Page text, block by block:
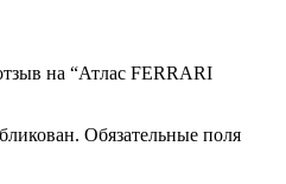
на “Атлас FERRARI
Обязательные поля